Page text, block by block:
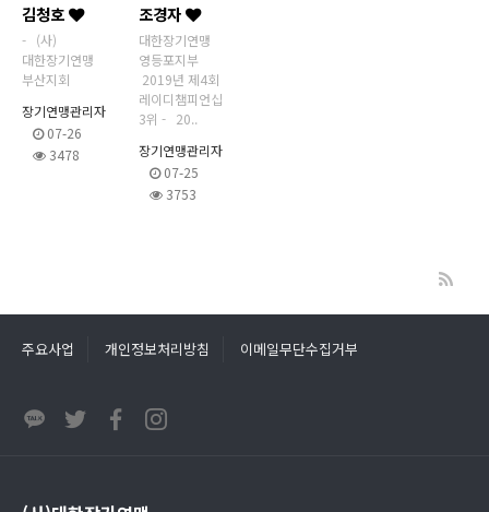
김청호
- (사)
대한장기연맹
부산지회
장기연맹관리자
07-26
3478
조경자
대한장기연맹
영등포지부
2019년 제4회
레이디챔피언십
3위 - 20..
장기연맹관리자
07-25
3753
주요사업 개인정보처리방침 이메일무단수집거부